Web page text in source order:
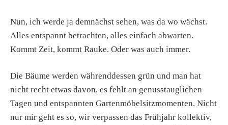
Nun, ich werde ja demnächst sehen, was da wo wächst.
Alles entspannt betrachten, alles einfach abwarten.
Kommt Zeit, kommt Rauke. Oder was auch immer.
Die Bäume werden währenddessen grün und man hat
nicht recht etwas davon, es fehlt an genusstauglichen
Tagen und entspannten Gartenmöbelsitzmomenten. Nicht
nur mir geht es so, wir verpassen das Frühjahr kollektiv,